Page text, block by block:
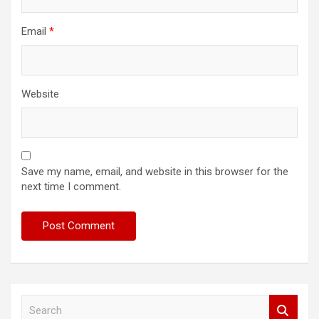
Email *
Website
Save my name, email, and website in this browser for the
next time I comment.